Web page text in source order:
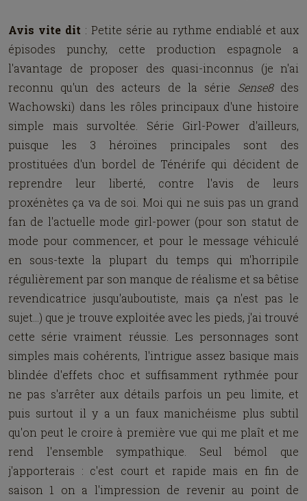
Avis vite dit : Petite série au rythme endiablé et aux
épisodes punchy, cette production espagnole a
l'avantage de proposer des quasi-inconnus (je n'ai
reconnu qu'un des acteurs de la série Sense8des
Wachowski) dans les rôles principaux d'une histoire
simple mais survoltée. Série Girl-Power d'ailleurs,
puisque les 3 héroïnes principales sont des
prostituées d'un bordel de Ténérife qui décident de
reprendre leur liberté, contre l'avis de leurs
proxénètes ça va de soi. Moi qui ne suis pas un grand
fan de l'actuelle mode girl-power (pour son statut de
mode pour commencer, et pour le message véhiculé
en sous-texte la plupart du temps qui m'horripile
régulièrement par son manque de réalisme et sa bêtise
revendicatrice jusqu'auboutiste, mais ça n'est pas le
sujet...) que je trouve exploitée avec les pieds, j'ai trouvé
cette série vraiment réussie. Les personnages sont
simples mais cohérents, l'intrigue assez basique mais
blindée d'effets choc et suffisamment rythmée pour
ne pas s'arrêter aux détails parfois un peu limite, et
puis surtout il y a un faux manichéisme plus subtil
qu'on peut le croire à première vue qui me plaît et me
rend l'ensemble sympathique. Seul bémol que
j'apporterais : c'est court et rapide mais en fin de
saison 1 on a l'impression de revenir au point de